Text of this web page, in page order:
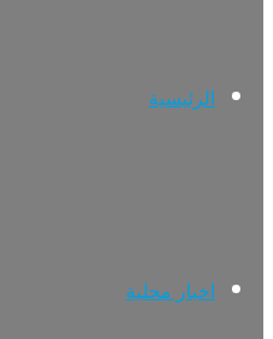
الرئيسية
اخبار محلية